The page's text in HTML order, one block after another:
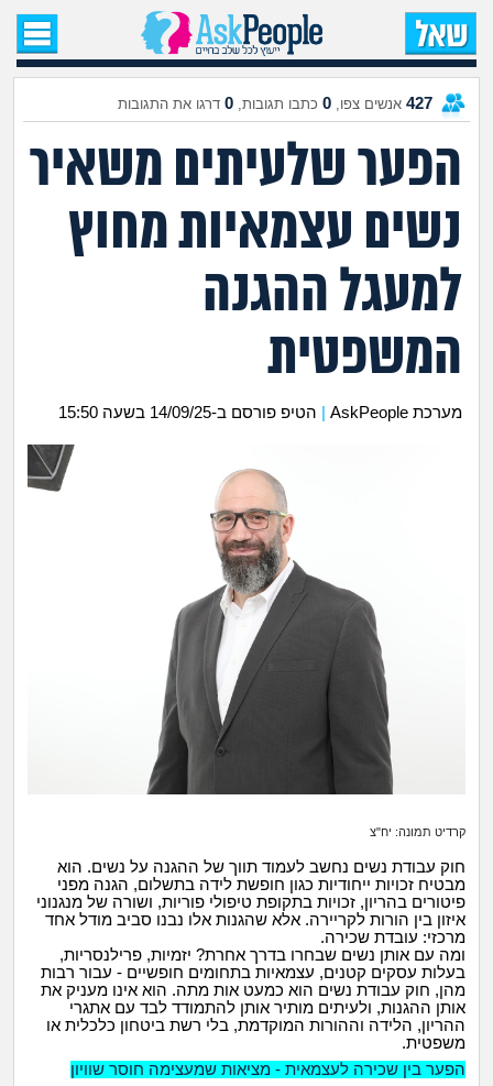
עמוד הבית
שאל שאלה
שאלות חדשות
שאלות שעוררו עניין
עצות חדשות
הורות ומשפחה
מתבגרים
מהבקו"ם... ועד מתי?!
לימודים וסטודנטים
חברים ואנשים
בית, שכנים ושותפים
מה שעובר עליי
שומרים על הגוף
חיפוש שאלות
הרשמה
427 אנשים צפו, 0 כתבו תגובות, 0 דרגו את התגובות
הפער שלעיתים משאיר
נשים עצמאיות מחוץ
למעגל ההגנה
המשפטית
מערכת AskPeople הטיפ פורסם ב-14/09/25 בשעה 15:50
קרדיט תמונה: יח"צ
חוק עבודת נשים נחשב לעמוד תווך של ההגנה על נשים. הוא
מבטיח זכויות ייחודיות כגון חופשת לידה בתשלום, הגנה מפני
פיטורים בהריון, זכויות בתקופת טיפולי פוריות, ושורה של מנגנוני
איזון בין הורות לקריירה. אלא שהגנות אלו נבנו סביב מודל אחד
מרכזי: עובדת שכירה.
ומה עם אותן נשים שבחרו בדרך אחרת? יזמיות, פרילנסריות,
בעלות עסקים קטנים, עצמאיות בתחומים חופשיים - עבור רבות
מהן, חוק עבודת נשים הוא כמעט אות מתה. הוא אינו מעניק את
אותן ההגנות, ולעיתים מותיר אותן להתמודד לבד עם אתגרי
ההריון, הלידה וההורות המוקדמת, בלי רשת ביטחון כלכלית או
משפטית.
הפער בין שכירה לעצמאית - מציאות שמעצימה חוסר שוויון